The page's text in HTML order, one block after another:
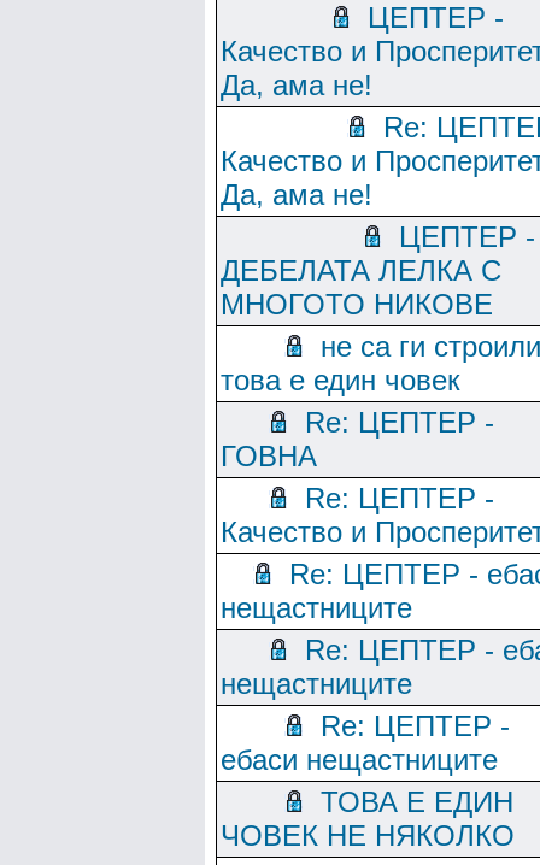
ЦЕПТЕР -
Качество и
Да, ама не!
Re:
Качество и
Да, ама не!
ЦЕПТЕР -
ДЕБЕЛАТА ЛЕЛКА С
МНОГОТО НИКОВЕ
не са ги
това е един човек
Re: ЦЕПТЕР -
ГОВНА
Re: ЦЕПТЕР -
Качество и
Re: ЦЕПТЕР -
нещастниците
Re: ЦЕПТЕР -
нещастниците
Re: ЦЕПТЕР -
ебаси нещастниците
ТОВА Е ЕДИН
ЧОВЕК НЕ НЯКОЛКО